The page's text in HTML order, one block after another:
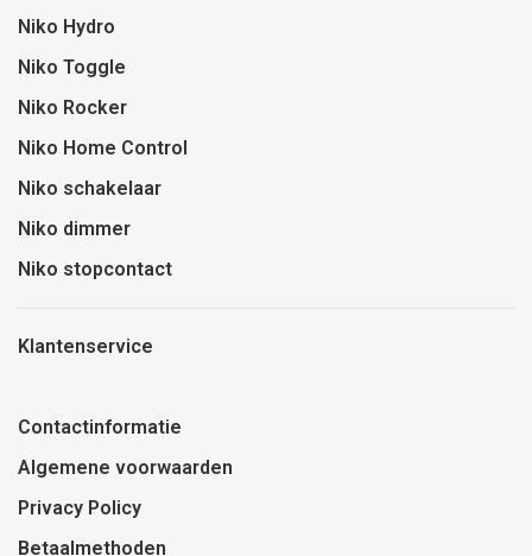
Niko Hydro
Niko Toggle
Niko Rocker
Niko Home Control
Niko schakelaar
Niko dimmer
Niko stopcontact
Klantenservice
Contactinformatie
Algemene voorwaarden
Privacy Policy
Betaalmethoden